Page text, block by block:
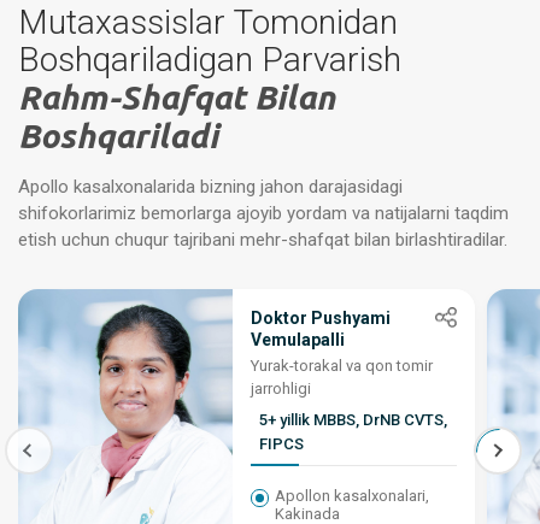
Mutaxassislar Tomonidan
Boshqariladigan Parvarish
Rahm-Shafqat Bilan
Boshqariladi
Apollo kasalxonalarida bizning jahon darajasidagi
shifokorlarimiz bemorlarga ajoyib yordam va natijalarni taqdim
etish uchun chuqur tajribani mehr-shafqat bilan birlashtiradilar.
Doktor Pushyami
Vemulapalli
Yurak-torakal va qon tomir
jarrohligi
5+ yillik MBBS, DrNB CVTS,
FIPCS
Apollon kasalxonalari,
Kakinada